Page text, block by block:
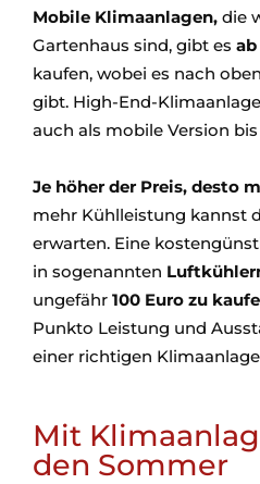
Mobile Klimaanlagen, die
Gartenhaus sind, gibt es
kaufen, wobei es nach
gibt. High-End-
auch als mobile Version
Je höher der Preis, desto
mehr Kühlleistung kannst
erwarten. Eine
in sogenannten
ungefähr 100 Euro zu
Punkto Leistung und
einer richtigen
Mit
den Sommer